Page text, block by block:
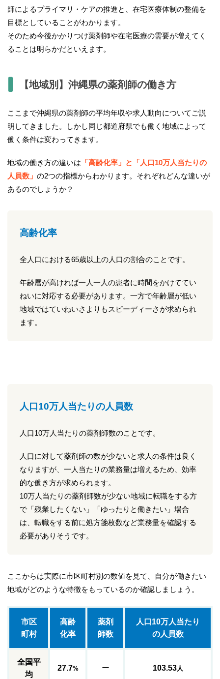
師によるプライマリ・ケアの推進と、在宅医療体制の整備を
目標としていることがわかります。
そのため今後かかりつけ薬剤師や在宅医療の需要が増えてく
ることは明らかだといえます。
【地域別】沖縄県の薬剤師の働き方
ここまで沖縄県の薬剤師の平均年収や求人動向についてご説
明してきました。しかし同じ都道府県でも働く地域によって
働く条件は変わってきます。
地域の働き方の違いは 「高齢化率」と「人口10万人当たりの
人員数」 の2つの指標からわかります。それぞれどんな違いが
あるのでしょうか？
高齢化率
全人口における65歳以上の人口の割合のことです。
年齢層が高ければ一人一人の患者に時間をかけててい
ねいに対応する必要があります。一方で年齢層が低い
地域ではていねいさよりもスピーディーさが求められ
ます。
人口10万人当たりの人員数
人口10万人当たりの薬剤師数のことです。
人口に対して薬剤師の数が少ないと求人の条件は良く
なりますが、一人当たりの業務量は増えるため、効率
的な働き方が求められます。
10万人当たりの薬剤師数が少ない地域に転職をする方
で「残業したくない」「ゆったりと働きたい」場合
は、転職をする前に処方箋枚数など業務量を確認する
必要がありそうです。
ここからは実際に市区町村別の数値を見て、自分が働きたい
地域がどのような特徴をもっているのか確認しましょう。
市区
町村
高齢
化率
薬剤
師数
人口10万人当たり
の人員数
全国平
均
27.7% ー 103.53人